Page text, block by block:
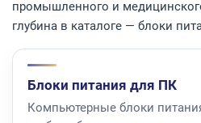
промышленного и
глубина в каталоге — блоки
Блоки питания для ПК
Компьютерные блоки